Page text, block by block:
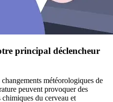
principal déclencheur
météorologiques de
peuvent provoquer des
chimiques du cerveau et